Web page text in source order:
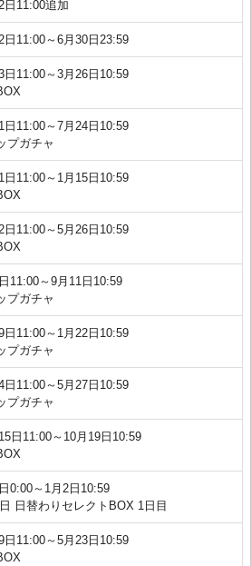
日11:00追加
日11:00～6月30日23:59
日11:00～3月26日10:59
日11:00～7月24日10:59
プガチャ
日11:00～1月15日10:59
日11:00～5月26日10:59
11:00～9月11日10:59
プガチャ
日11:00～1月22日10:59
プガチャ
日11:00～5月27日10:59
プガチャ
日11:00～10月19日10:59
0:00～1月2日10:59
日替わりセレクトBOX 1日目
日11:00～5月23日10:59